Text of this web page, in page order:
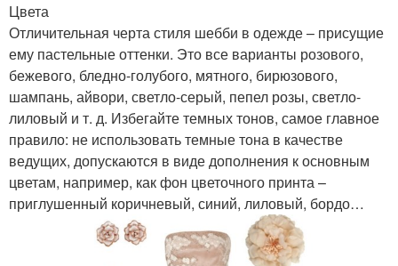
Цвета
Отличительная черта стиля шебби в одежде – присущие
ему пастельные оттенки. Это все варианты розового,
бежевого, бледно-голубого, мятного, бирюзового,
шампань, айвори, светло-серый, пепел розы, светло-
лиловый и т. д. Избегайте темных тонов, самое главное
правило: не использовать темные тона в качестве
ведущих, допускаются в виде дополнения к основным
цветам, например, как фон цветочного принта –
приглушенный коричневый, синий, лиловый, бордо…